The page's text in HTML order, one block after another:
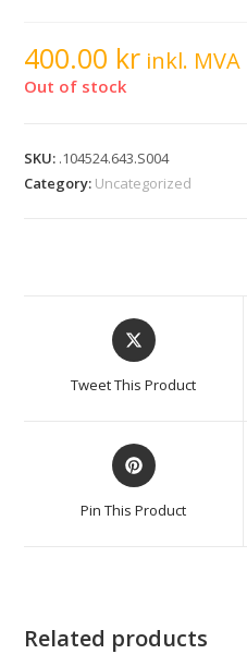
400.00 kr inkl. MVA
Out of stock
SKU: .104524.643.S004
Category: Uncategorized
Tweet This Product
Pin This Product
Related products